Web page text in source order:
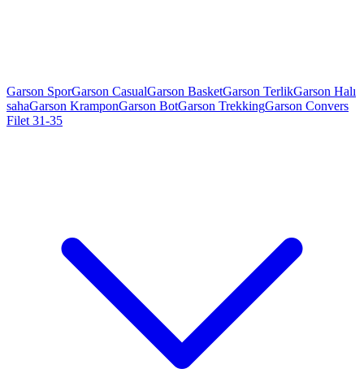
Garson SporGarson CasualGarson BasketGarson TerlikGarson Halı
sahaGarson KramponGarson BotGarson TrekkingGarson Convers
Filet 31-35